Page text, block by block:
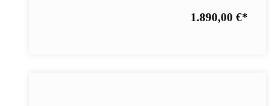
1.890,00 €*